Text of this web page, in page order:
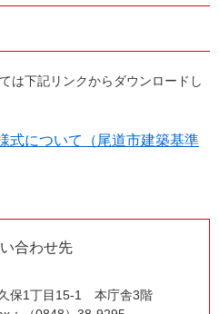
は下記リンクからダウンロードし
式について（尾道市建築基準
合わせ先
保1丁目15-1 本庁舎3階